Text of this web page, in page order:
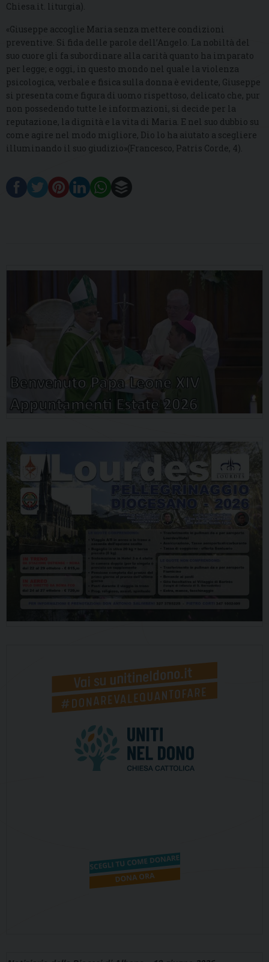
Chiesa.it. liturgia).
«Giuseppe accoglie Maria senza mettere condizioni
preventive. Si fida delle parole dell’Angelo. La nobiltà del
suo cuore gli fa subordinare alla carità quanto ha imparato
per legge; e oggi, in questo mondo nel quale la violenza
psicologica, verbale e fisica sulla donna è evidente, Giuseppe
si presenta come figura di uomo rispettoso, delicato che, pur
non possedendo tutte le informazioni, si decide per la
reputazione, la dignità e la vita di Maria. E nel suo dubbio su
come agire nel modo migliore, Dio lo ha aiutato a scegliere
illuminando il suo giudizio»(Francesco, Patris Corde, 4).